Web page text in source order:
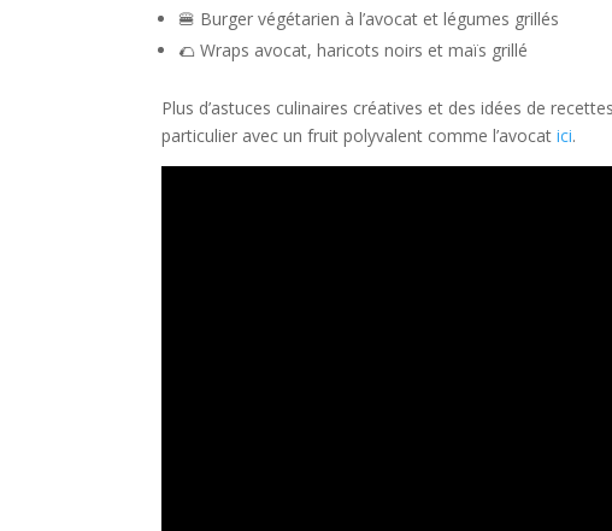
🍔 Burger végétarien à l’avocat et légumes grillés
🌮 Wraps avocat, haricots noirs et maïs grillé
Plus d’astuces culinaires créatives et des idées de
particulier avec un fruit polyvalent comme l’avocatici.